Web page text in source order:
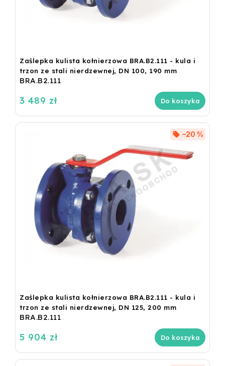
Zaślepka kulista kołnierzowa BRA.B2.111 - kula i
trzon ze stali nierdzewnej, DN 100, 190 mm
BRA.B2.111
3 489 zł Do koszyka
Zaślepka kulista kołnierzowa BRA.B2.111 - kula i
trzon ze stali nierdzewnej, DN 125, 200 mm
BRA.B2.111
–20 %
5 904 zł Do koszyka